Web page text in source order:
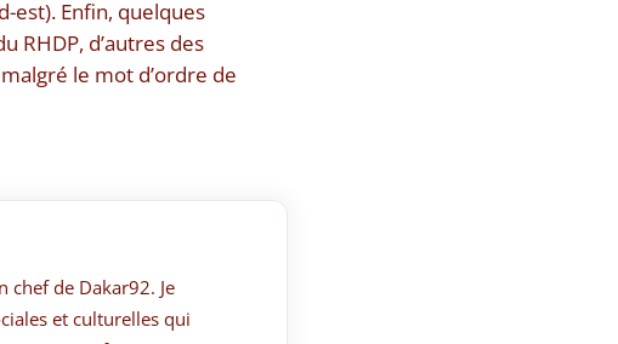
est). Enfin, quelques
RHDP, d’autres des
le mot d’ordre de
chef de Dakar92. Je
et culturelles qui